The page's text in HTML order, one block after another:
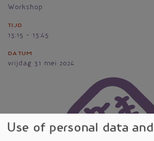
Workshop
Tijd
13:15 - 13:45
Datum
vrijdag 31 mei 2024
Use of personal data